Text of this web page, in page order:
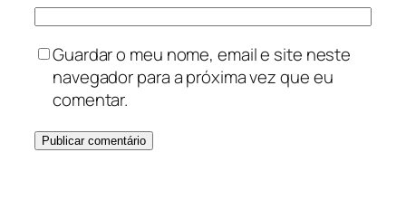
Guardar o meu nome, email e site neste
navegador para a próxima vez que eu
comentar.